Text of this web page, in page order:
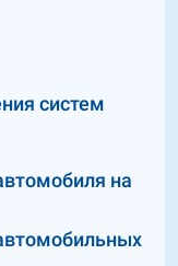
систем
на